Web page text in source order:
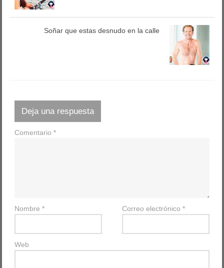
Soñar que estas desnudo en la calle
Deja una respuesta
Comentario*
Nombre* Correo electrónico *
Web